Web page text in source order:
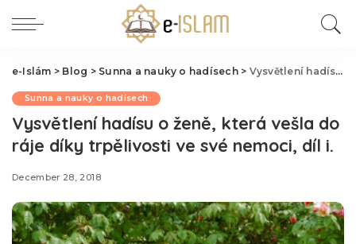
e-Islám > Blog > Sunna a nauky o hadísech> Vysvětlení hadísu o ženě, která vešla do ráje díky trpělivosti ve své nemoci, díl i.
Sunna a nauky o hadísech
Vysvětlení hadísu o ženě, která vešla do
ráje díky trpělivosti ve své nemoci, díl i.
December 28, 2018